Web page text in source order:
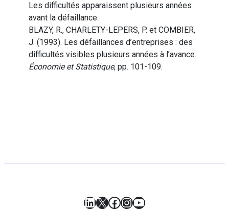
Les difficultés apparaissent plusieurs années
avant la défaillance.
BLAZY, R., CHARLETY-LEPERS, P. et COMBIER,
J. (1993). Les défaillances d’entreprises : des
difficultés visibles plusieurs années à l’avance.
Économie et Statistique, pp. 101-109.
LinkedIn
X Facebook
Instagram
YouTube